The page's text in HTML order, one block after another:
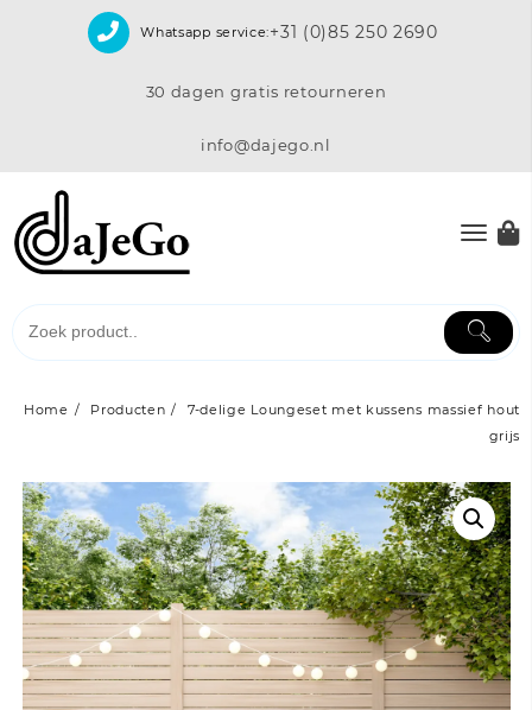
Whatsapp service:+31 (0)85 250 2690
30 dagen gratis retourneren
info@dajego.nl
Home Producten
7-delige Loungeset met kussens massief hout
grijs